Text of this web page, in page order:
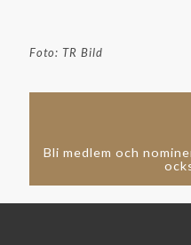
Foto: TR Bild
Bli medlem och